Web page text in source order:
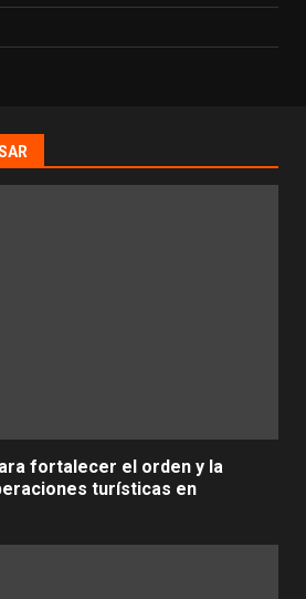
fortalecer el orden y la
turísticas en